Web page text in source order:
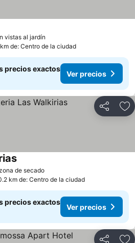
vistas al jardín
de: Centro de la ciudad
precios exactos
Ver precios
Compartir
de secado
km de: Centro de la ciudad
precios exactos
Ver precios